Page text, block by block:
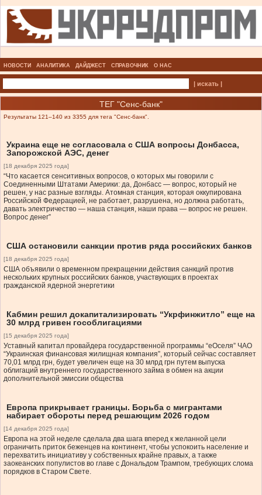
НОВОСТИ АНАЛИТИКА ДАЙДЖЕСТ СПРАВОЧНИК О НАС
| искать |
ТЕГ "Сенс-банк"
Результаты 121–140 из 3355 для тега "Сенс-банк".
Украина еще не согласовала с США вопросы Донбасса,
Запорожской АЭС, денег
[18 декабря 2025 года]
“Что касается сенситивных вопросов, о которых мы говорили с
Соединенными Штатами Америки: да, Донбасс — вопрос, который не
решен, у нас разные взгляды. Атомная станция, которая оккупирована
Российской Федерацией, не работает, разрушена, но должна работать,
давать электричество — наша станция, наши права — вопрос не решен.
Вопрос денег”
США остановили санкции против ряда российских банков
[18 декабря 2025 года]
США объявили о временном прекращении действия санкций против
нескольких крупных российских банков, участвующих в проектах
гражданской ядерной энергетики
Кабмин решил докапитализировать “Укрфинжитло” еще на
30 млрд гривен гособлигациями
[15 декабря 2025 года]
Уставный капитал провайдера государственной программы “еОселя” ЧАО
“Украинская финансовая жилищная компания”, который сейчас составляет
70,01 млрд грн, будет увеличен еще на 30 млрд грн путем выпуска
облигаций внутреннего государственного займа в обмен на акции
дополнительной эмиссии общества
Европа прикрывает границы. Борьба с мигрантами
набирает обороты перед решающим 2026 годом
[14 декабря 2025 года]
Европа на этой неделе сделала два шага вперед к желанной цели
ограничить приток беженцев на континент, чтобы успокоить население и
перехватить инициативу у собственных крайне правых, а также
заокеанских популистов во главе с Дональдом Трампом, требующих слома
порядков в Старом Свете.